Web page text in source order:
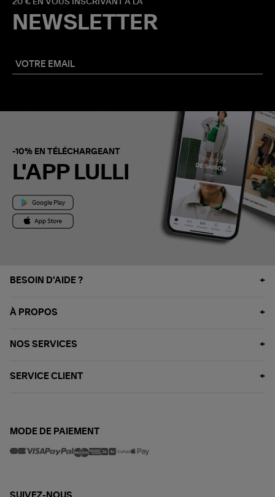
20 € EN VOUS INSCRIVANT À LA
NEWSLETTER
-10% EN TÉLÉCHARGEANT
L'APP LULLI
BESOIN D'AIDE ?
À PROPOS
NOS SERVICES
SERVICE CLIENT
MODE DE PAIEMENT